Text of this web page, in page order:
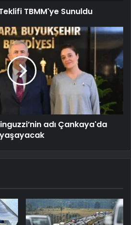
TBMM'ye Sunuldu
adı Çankaya'da
yaşayacak